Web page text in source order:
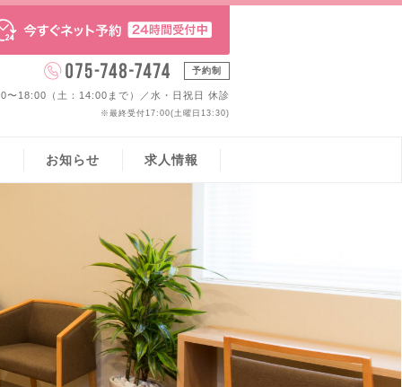
予約制
〜18:00（土：14:00まで）／水・日祝日 休診
※最終受付17:00(土曜日13:30)
お知らせ 求人情報